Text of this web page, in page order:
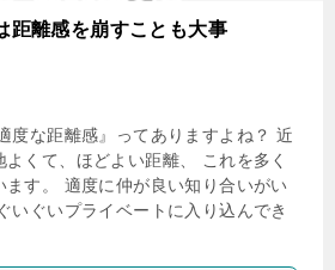
距離感を崩すことも大事
度な距離感』ってありますよね？ 近
くて、ほどよい距離、 これを多く
す。 適度に仲が良い知り合いがい
いぐいプライベートに入り込んでき